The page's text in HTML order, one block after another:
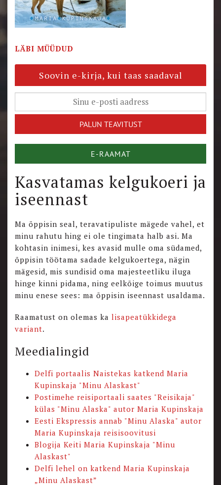
LÄBI MÜÜDUD
Soovin e-kirja, kui taas saadaval
E-RAAMAT
Kasvatamas kelgukoeri ja
iseennast
Ma õppisin seal, teravatipuliste mägede vahel, et
minu rahutu hing ei ole tingimata halb asi. Ma
kohtasin inimesi, kes avasid mulle oma südamed,
õppisin töötama sadade kelgukoertega, nägin
mägesid, mis sundisid oma majesteetliku iluga
hinge kinni pidama, ning eelkõige toimus muutus
minu enese sees: ma õppisin iseennast usaldama.
Raamatust on olemas ka lisapeatükkidega
variant.
Meedialingid
Delfi portaalis Naistekas katkend Maria
Kupinskaja "Minu Alaskast"
Postimehe reisiportaali saates "Reisikaja"
külas "Minu Alaska" autor Maria Kupinskaja
Eesti Ekspressis annab "Minu Alaska" autor
Maria Kupinskaja reisisoovitusi
Blogija Keiti Maria Kupinskaja "Minu
Alaskast"
Delfi lehel on katkend Maria Kupinskaja
„Minu Alaskast”